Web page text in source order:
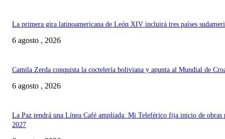
La primera gira latinoamericana de León XIV incluirá tres países
6 agosto , 2026
Camila Zerda conquista la coctelería boliviana y apunta al Mundial de
6 agosto , 2026
La Paz tendrá una Línea Café ampliada: Mi Teleférico fija inicio de obras
2027